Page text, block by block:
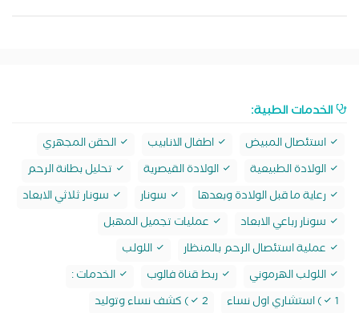
الخدمات الطبية:
استئصال المبيض اطفال الانابيب
الحقن المجهري
الولادة الطبيعية
الولادة القيصرية
تحليل بطانة الرحم
رعاية ما قبل الولادة وبعدها
سونار
سونار ثلاثي الابعاد
سونار رباعي الابعاد
عمليات تجميل المهبل
عملية استئصال الرحم بالمنظار
اللولب
اللولب الهرموني
ربط قناة فالوب
الخدمات :
1) استشاري اول نساء
2) كشف نساء وتوليد